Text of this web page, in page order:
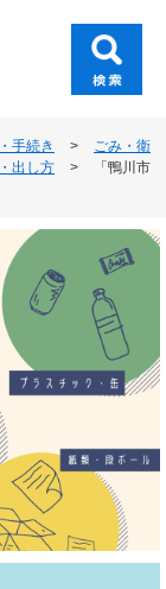
手続き >
ごみ・衛
出し方 >
「鴨川市